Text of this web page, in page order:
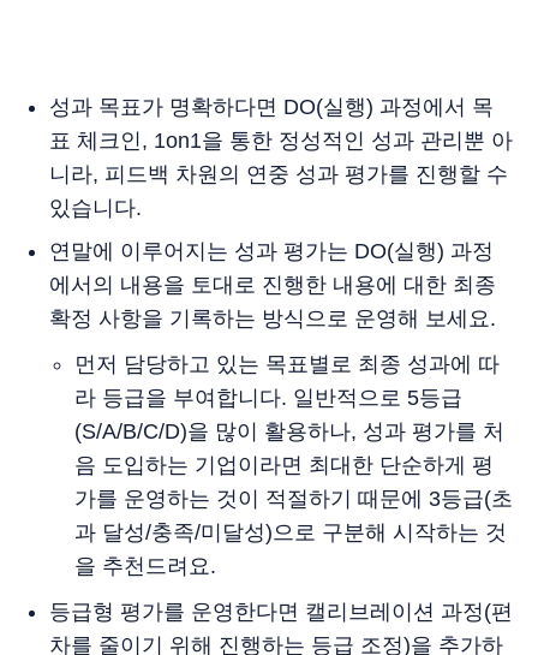
성과 목표가 명확하다면 DO(실행) 과정에서 목
표 체크인, 1on1을 통한 정성적인 성과 관리뿐 아
니라, 피드백 차원의 연중 성과 평가를 진행할 수
있습니다.
연말에 이루어지는 성과 평가는 DO(실행) 과정
에서의 내용을 토대로 진행한 내용에 대한 최종
확정 사항을 기록하는 방식으로 운영해 보세요.
먼저 담당하고 있는 목표별로 최종 성과에 따
라 등급을 부여합니다. 일반적으로 5등급
(S/A/B/C/D)을 많이 활용하나, 성과 평가를 처
음 도입하는 기업이라면 최대한 단순하게 평
가를 운영하는 것이 적절하기 때문에 3등급(초
과 달성/충족/미달성)으로 구분해 시작하는 것
을 추천드려요.
등급형 평가를 운영한다면 캘리브레이션 과정(편
차를 줄이기 위해 진행하는 등급 조정)을 추가하